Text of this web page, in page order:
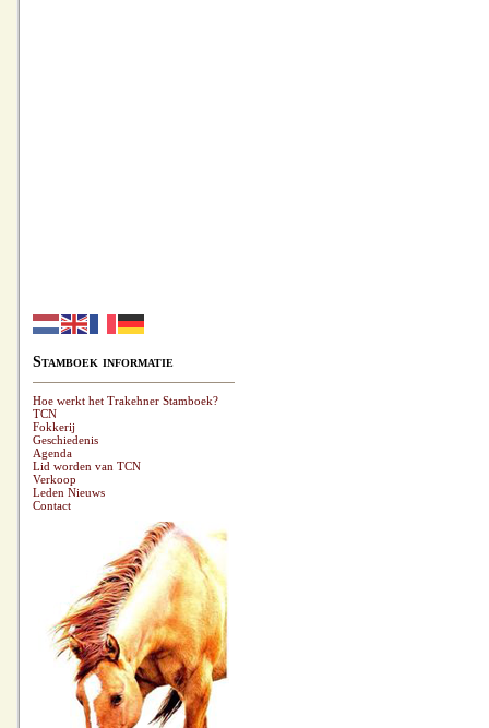
Stamboek informatie
Hoe werkt het Trakehner Stamboek?
TCN
Fokkerij
Geschiedenis
Agenda
Lid worden van TCN
Verkoop
Leden Nieuws
Contact